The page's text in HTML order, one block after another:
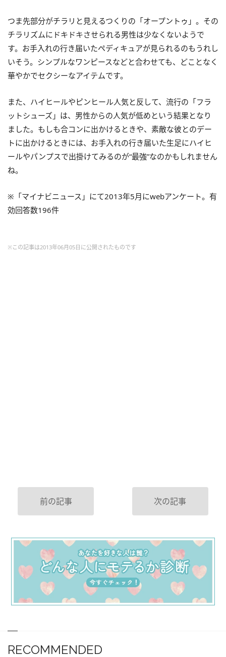
つま先部分がチラリと見えるつくりの「オープントゥ」。その
チラリズムにドキドキさせられる男性は少なくないようで
す。お手入れの行き届いたペディキュアが見られるのもうれし
いそう。シンプルなワンピースなどと合わせても、どことなく
華やかでセクシーなアイテムです。
また、ハイヒールやピンヒール人気と反して、流行の「フラ
ットシューズ」は、男性からの人気が低めという結果となり
ました。もしも合コンに出かけるときや、素敵な彼とのデー
トに出かけるときには、お手入れの行き届いた生足にハイヒ
ールやパンプスで出掛けてみるのが“最強”なのかもしれません
ね。
※「マイナビニュース」にて2013年5月にwebアンケート。有
効回答数196件
※この記事は2013年06月05日に公開されたものです
前の記事 次の記事
RECOMMENDED